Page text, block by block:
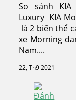
So sánh KIA
Luxury KIA
là 2 biến thể
xe Morning
Nam....
22, Th9 2021